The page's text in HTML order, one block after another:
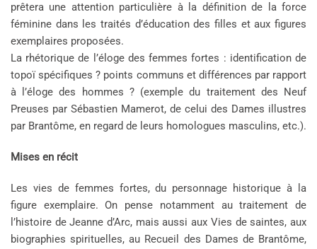
prêtera une attention particulière à la définition de la force
féminine dans les traités d’éducation des filles et aux figures
exemplaires proposées.
La rhétorique de l’éloge des femmes fortes : identification de
topoï spécifiques ? points communs et différences par rapport
à l’éloge des hommes ? (exemple du traitement des Neuf
Preuses par Sébastien Mamerot, de celui des Dames illustres
par Brantôme, en regard de leurs homologues masculins, etc.).
Mises en récit
Les vies de femmes fortes, du personnage historique à la
figure exemplaire. On pense notamment au traitement de
l’histoire de Jeanne d’Arc, mais aussi aux Vies de saintes, aux
biographies spirituelles, au Recueil des Dames de Brantôme,